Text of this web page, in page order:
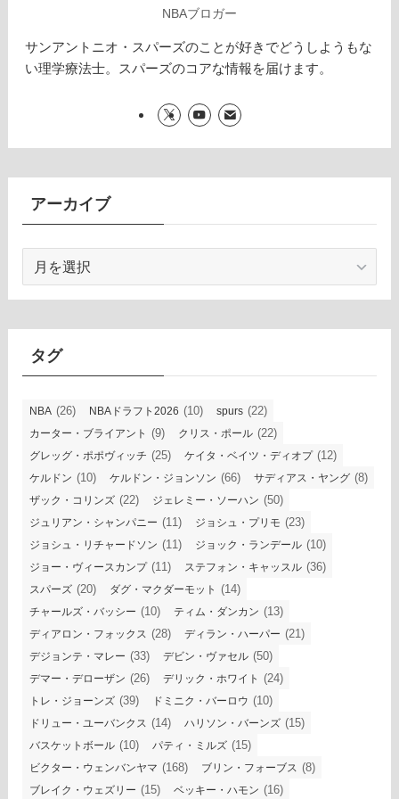
NBAブロガー
サンアントニオ・スパーズのことが好きでどうしようもな
い理学療法士。スパーズのコアな情報を届けます。
アーカイブ
カ
タグ
NBA (26) NBAドラフト2026 (10) spurs (22)
カーター・ブライアント (9) クリス・ポール (22)
グレッグ・ポポヴィッチ (25) ケイタ・ベイツ・ディオプ(12)
ケルドン (10) ケルドン・ジョンソン (66) サディアス・ヤング (8)
ザック・コリンズ (22) ジェレミー・ソーハン (50)
ジュリアン・シャンパニー (11) ジョシュ・プリモ (23)
ジョシュ・リチャードソン (11) ジョック・ランデール (10)
ジョー・ヴィースカンプ(11) ステフォン・キャッスル (36)
スパーズ (20) ダグ・マクダーモット (14)
チャールズ・バッシー (10) ティム・ダンカン (13)
ディアロン・フォックス (28) ディラン・ハーパー (21)
デジョンテ・マレー (33) デビン・ヴァセル (50)
デマー・デローザン (26) デリック・ホワイト (24)
トレ・ジョーンズ (39) ドミニク・バーロウ (10)
ドリュー・ユーバンクス (14) ハリソン・バーンズ (15)
バスケットボール (10) パティ・ミルズ (15)
ビクター・ウェンバンヤマ (168) ブリン・フォーブス (8)
ブレイク・ウェズリー (15) ベッキー・ハモン (16)